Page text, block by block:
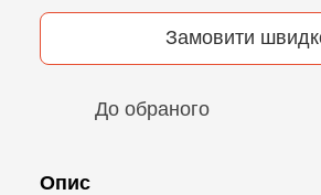
Замовити
До обраного
Опис